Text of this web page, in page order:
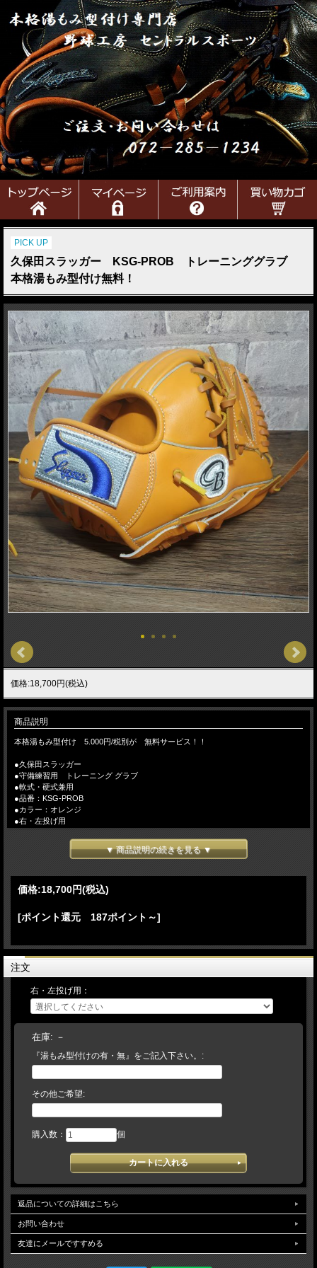
PICK UP
久保田スラッガー KSG-PROB トレーニンググラブ
本格湯もみ型付け無料！
価格:18,700円(税込)
商品説明
本格湯もみ型付け 5.000円/税別が 無料サービス！！
●久保田スラッガー
●守備練習用 トレーニング グラブ
●軟式・硬式兼用
●品番：KSG-PROB
●カラー：オレンジ
●右・左投げ用
★日本プロ野球OBクラブと共同開発した練習用グラブ。
少年野球からプロ野球選手の捕球練習まで幅広く使用できます。
【 湯もみ型づけ ご依頼のお客様へ 】
注文の流れ
→【当店/在庫の有無と、型づけ仕様（逆トジ・ 土手紐抜き・手首調整など）をご
連絡します。ご不明な場合は電話・メール等でお問い合わせください】→【お客
す】 （加工日数は約10～12日） 【店頭でも販売しておりますので、タイミン
グによっては、品切れとなっている場合がございます。その場合は、入荷をお待ち
いただくか、キャンセルにて取り扱わせていただきます。】 予告なく（ラベル・
刻印・カラー等）変更になる場合がございますので、ご了承下さいませ。
▼ 商品説明の続きを見る ▼
価格:18,700円(税込)
[ポイント還元 187ポイント～]
注文
右・左投げ用：
在庫: －
『湯もみ型付けの有・無』をご記入下さい。:
その他ご希望:
購入数： 個
返品についての詳細はこちら
お問い合わせ
友達にメールですすめる